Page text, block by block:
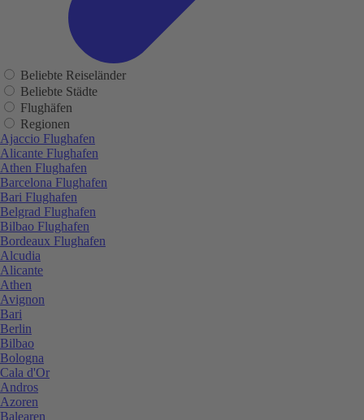
Beliebte Reiseländer
Beliebte Städte
Flughäfen
Regionen
Ajaccio Flughafen
Alicante Flughafen
Athen Flughafen
Barcelona Flughafen
Bari Flughafen
Belgrad Flughafen
Bilbao Flughafen
Bordeaux Flughafen
Alcudia
Alicante
Athen
Avignon
Bari
Berlin
Bilbao
Bologna
Cala d'Or
Andros
Azoren
Balearen